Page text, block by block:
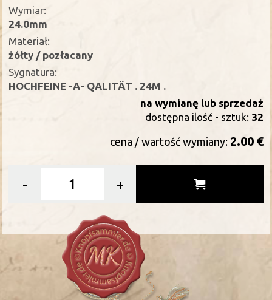
Wymiar:
24.0mm
Materiał:
żółty / pozłacany
Sygnatura:
HOCHFEINE -A- QALITÄT . 24M .
na wymianę lub sprzedaż
dostępna ilość - sztuk: 32
cena / wartość wymiany: 2.00 €
- +